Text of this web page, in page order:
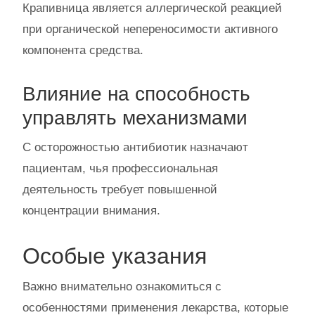
Крапивница является аллергической реакцией
при органической непереносимости активного
компонента средства.
Влияние на способность
управлять механизмами
С осторожностью антибиотик назначают
пациентам, чья профессиональная
деятельность требует повышенной
концентрации внимания.
Особые указания
Важно внимательно ознакомиться с
особенностями применения лекарства, которые